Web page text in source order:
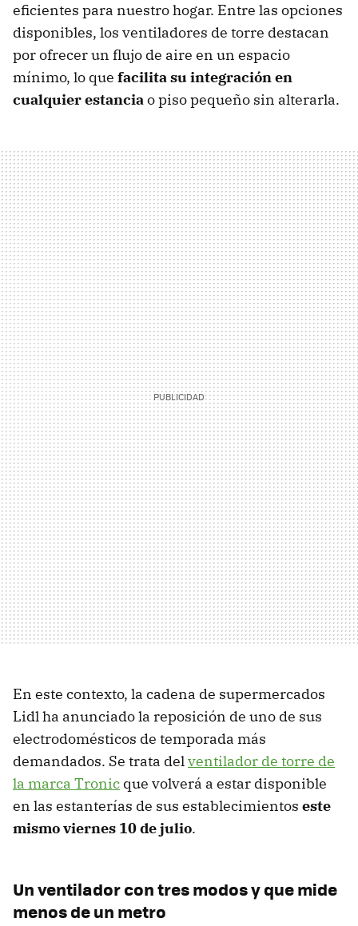
eficientes para nuestro hogar. Entre las opciones
disponibles, los ventiladores de torre destacan
por ofrecer un flujo de aire en un espacio
mínimo, lo que facilita su integración en
cualquier estanciao piso pequeño sin alterarla.
En este contexto, la cadena de supermercados
Lidl ha anunciado la reposición de uno de sus
electrodomésticos de temporada más
demandados. Se trata delventilador de torre de
la marca Tronic que volverá a estar disponible
en las estanterías de sus establecimientos este
mismo viernes 10 de julio.
Un ventilador con tres modos y que mide
menos de un metro